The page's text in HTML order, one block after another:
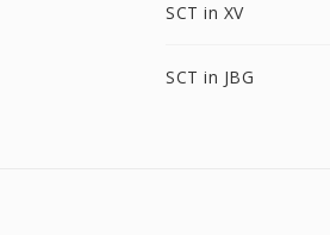
SCT in XV
SCT in JBG